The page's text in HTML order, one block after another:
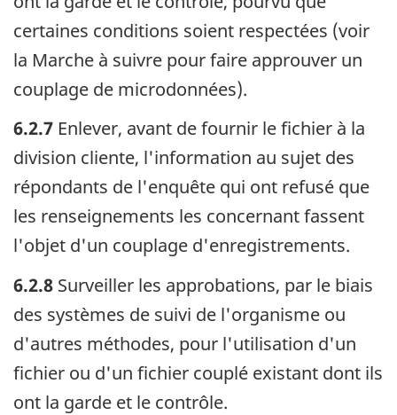
certaines conditions soient respectées (voir
la Marche à suivre pour faire approuver un
couplage de microdonnées).
6.2.7 Enlever, avant de fournir le fichier à la
division cliente, l'information au sujet des
répondants de l'enquête qui ont refusé que
les renseignements les concernant fassent
l'objet d'un couplage d'enregistrements.
6.2.8 Surveiller les approbations, par le biais
des systèmes de suivi de l'organisme ou
d'autres méthodes, pour l'utilisation d'un
fichier ou d'un fichier couplé existant dont ils
ont la garde et le contrôle.